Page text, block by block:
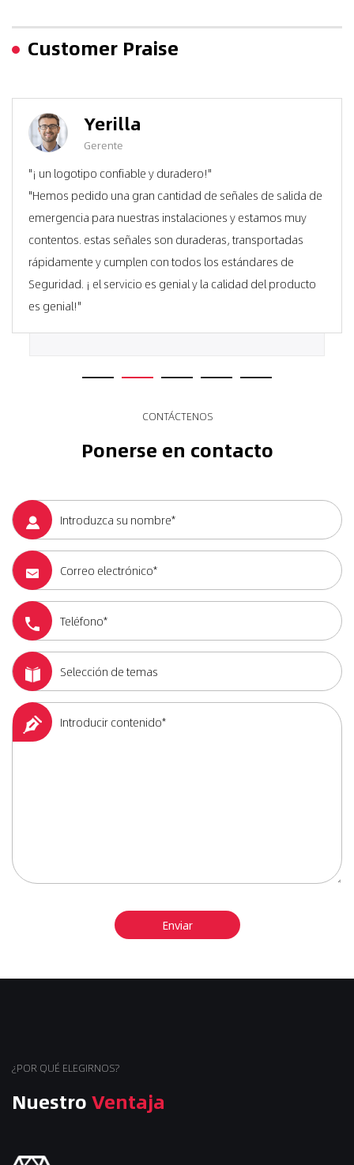
Customer Praise
Yerilla
Gerente
"¡ un logotipo confiable y duradero!"
"Hemos pedido una gran cantidad de señales de salida de
emergencia para nuestras instalaciones y estamos muy
contentos. estas señales son duraderas, transportadas
rápidamente y cumplen con todos los estándares de
Seguridad. ¡ el servicio es genial y la calidad del producto
es genial!"
CONTÁCTENOS
Ponerse en contacto
¿POR QUÉ ELEGIRNOS?
NuestroVentaja